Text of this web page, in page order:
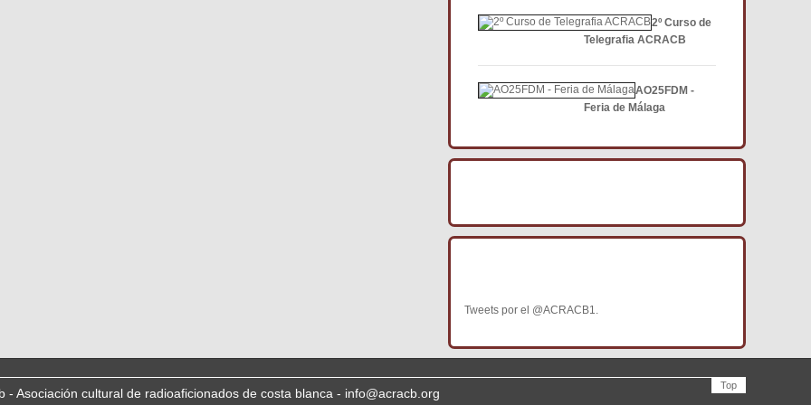
2º Curso de
Telegrafia ACRACB
AO25FDM -
Feria de Málaga
Tweets por el @ACRACB1.
Top
- Asociación cultural de radioaficionados de costa blanca - info@acracb.org